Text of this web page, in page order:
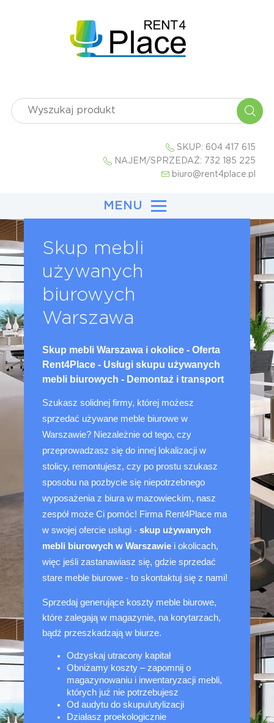
SKUP: 604 417 615
NAJEM/SPRZEDAŻ: 732 185 225
biuro@rent4place.pl
MENU
Skup mebli
używanych
biurowych
Warszawa
Skup mebli Warszawa i okolice - Oferta
Rent4Place - Usługi skupu używanych
mebli biurowych - Demontaż i transport
Szukasz solidnej firmy, której możesz
sprzedać używane meble biurowe w
Warszawie? Niezależnie od tego, czy
przeprowadzasz się do innej lokalizacji w
stolicy, remontujesz, czy po prostu szukasz
sposobu na pozbycie się niepotrzebnego
wyposażenia z biura w mazowieckim, nasz
zespół może Ci pomóc! Firma Rent4Place ma
w swojej ofercie usługi - skup używanych
mebli biurowych w Warszawie i okolicach,
więc jeśli zastanawiasz się, gdzie sprzedać
stare meble biurowe - to skontaktuj się z nami!
Sprzedaj generujące koszty meble biurowe,
które zalegają w magazynie, na korytarzach,
bądź przeszkadzają w biurze.
Odzyskaj utracony kapitał
Obniżamy koszty – zapomnij o
magazynowaniu i inwentaryzacji mebli,
których już nie potrzebujesz
Od audytu do skupu/utylizacji
Działasz proekologicznie